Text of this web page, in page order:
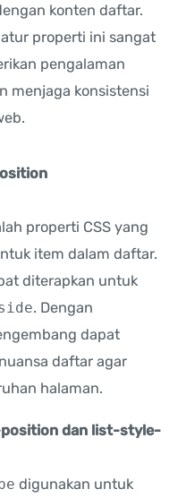
konten daftar.
properti ini sangat
pengalaman
menjaga konsistensi
properti CSS yang
item dalam daftar.
diterapkan untuk
. Dengan
dapat
daftar agar
halaman.
dan list-style-
digunakan untuk